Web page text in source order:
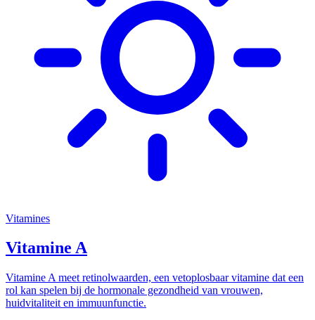
Vitamines
Vitamine A
Vitamine A meet retinolwaarden, een vetoplosbaar vitamine dat een
rol kan spelen bij de hormonale gezondheid van vrouwen,
huidvitaliteit en immuunfunctie.